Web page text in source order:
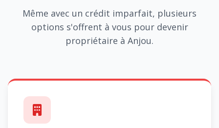
Même avec un crédit imparfait, plusieurs
options s'offrent à vous pour devenir
propriétaire à Anjou.